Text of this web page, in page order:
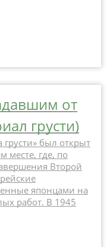
от
грусти)
был открыт
месте, где, по
Второй
японцами на
работ. В 1945